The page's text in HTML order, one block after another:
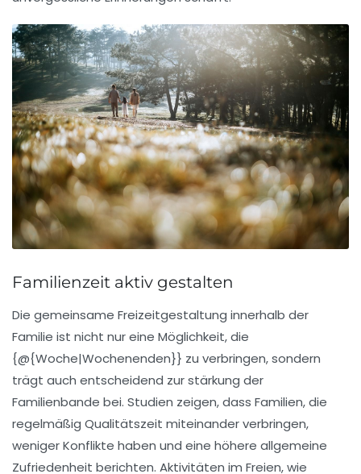
Familienzeit aktiv gestalten
Die gemeinsame Freizeitgestaltung innerhalb der
Familie ist nicht nur eine Möglichkeit, die
{@{Woche|Wochenenden}} zu verbringen, sondern
trägt auch entscheidend zurstärkung der
Familienbande bei. Studien zeigen, dass Familien, die
regelmäßig Qualitätszeit miteinander verbringen,
weniger Konflikte haben und eine höhere allgemeine
Zufriedenheit berichten. Aktivitäten im Freien, wie